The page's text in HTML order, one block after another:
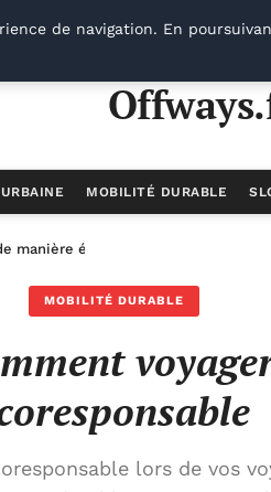
MOBILITÉ DURABLE
manière écoresponsable
MOBILITÉ DURABLE
lors de vos
de navigation. En